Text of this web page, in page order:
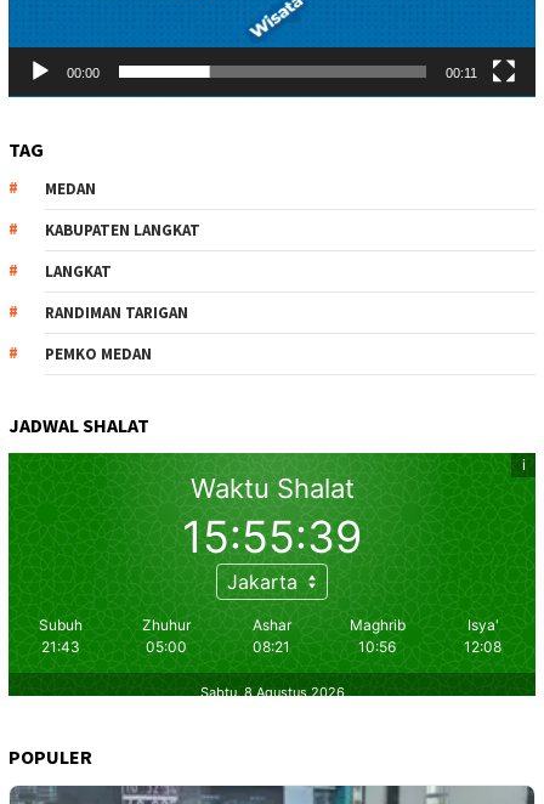
00:00 00:11
TAG
MEDAN
KABUPATEN LANGKAT
LANGKAT
RANDIMAN TARIGAN
PEMKO MEDAN
JADWAL SHALAT
POPULER